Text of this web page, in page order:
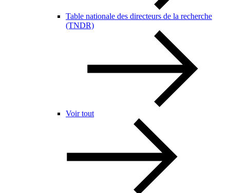
Table nationale des directeurs de la recherche
(TNDR)
Voir tout